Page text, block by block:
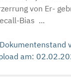
von Er-
Bias ...
am: